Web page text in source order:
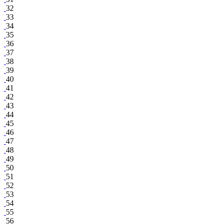
32
33
34
35
36
37
38
39
40
41
42
43
44
45
46
47
48
49
50
51
52
53
54
55
56